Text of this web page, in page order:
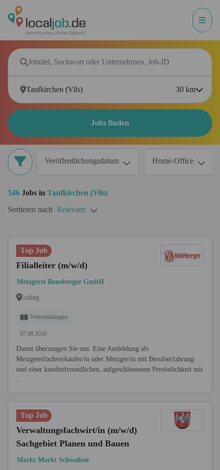
30 km
Jobs finden
Veröffentlichungsdatum Home-Office
546 Jobs in Taufkirchen (Vils)
Sortieren nach Relevanz
Top Job
Filialleiter (m/w/d)
Metzgerei Boneberger GmbH
Erding
Weiterbildungen
07.08.2026
Damit überzeugen Sie uns: Eine Ausbildung als
Metzgereifachverkäufer/in oder Metzger/in mit Berufserfahrung
und einer kundenfreundlichen, aufgeschlossenen Persönlichkeit mit
...
Top Job
Verwaltungsfachwirt/in (m/w/d)
Sachgebiet Planen und Bauen
Markt Markt Schwaben